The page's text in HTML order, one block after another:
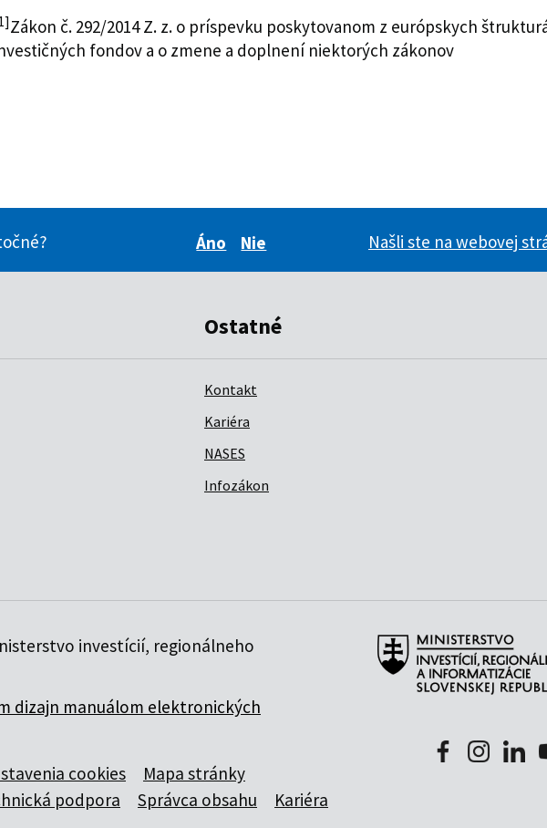
Zákon č. 292/2014 Z. z. o príspevku poskytovanom z európskych
fondov a o zmene a doplnení niektorých zákonov
Áno
Nie
Našli ste na webovej
Ostatné
Kontakt
Kariéra
NASES
Infozákon
investícií, regionálneho
dizajn manuálom elektronických
cookies
Mapa stránky
podpora
Správca obsahu Kariéra